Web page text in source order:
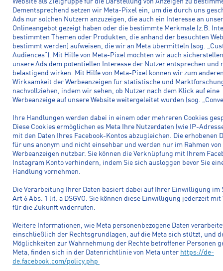
Website als Zielgruppe für die Darstellung von Anzeigen zu
Dementsprechend setzen wir Meta-Pixel ein, um die durch uns
Ads nur solchen Nutzern anzuzeigen, die auch ein Interesse an
Onlineangebot gezeigt haben oder die bestimmte Merkmale (z.B.
bestimmten Themen oder Produkten, die anhand der besuchten
bestimmt werden) aufweisen, die wir an Meta übermitteln (sog.
Audiences“). Mit Hilfe von Meta-Pixel möchten wir auch
unsere Ads dem potentiellen Interesse der Nutzer entsprechen und
belästigend wirken. Mit Hilfe von Meta-Pixel können wir zum
Wirksamkeit der Werbeanzeigen für statistische und
nachvollziehen, indem wir sehen, ob Nutzer nach dem Klick auf eine
Werbeanzeige auf unsere Website weitergeleitet wurden (sog.
Ihre Handlungen werden dabei in einem oder mehreren Cookies
Diese Cookies ermöglichen es Meta Ihre Nutzerdaten (wie IP-
mit den Daten Ihres Facebook-Kontos abzugleichen. Die erhobenen
für uns anonym und nicht einsehbar und werden nur im Rahmen von
Werbeanzeigen nutzbar. Sie können die Verknüpfung mit Ihrem
Instagram Konto verhindern, indem Sie sich ausloggen bevor Sie
Handlung vornehmen.
Die Verarbeitung Ihrer Daten basiert dabei auf Ihrer Einwilligung im
Art 6 Abs. 1 lit. a DSGVO. Sie können diese Einwilligung jederzeit
für die Zukunft widerrufen.
Weitere Informationen, wie Meta personenbezogene Daten
einschließlich der Rechtsgrundlagen, auf die Meta sich stützt, und
Möglichkeiten zur Wahrnehmung der Rechte betroffener Personen
Meta, finden sich in der Datenrichtlinie von Meta unter https://de-
de.facebook.com/policy.php